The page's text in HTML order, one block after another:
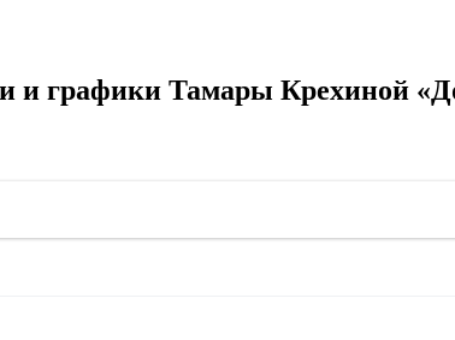
и графики Тамары Крехиной